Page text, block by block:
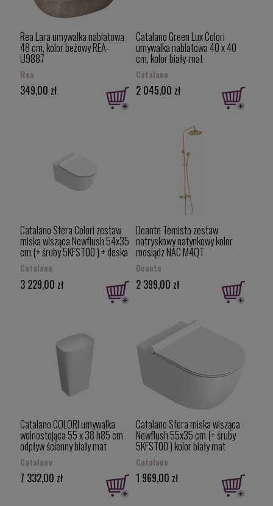
Rea Lara umywalka nablatowa
48 cm, kolor beżowy REA-
U9887
Rea
349,00 zł
Catalano Green Lux Colori
umywalka nablatowa 40 x 40
cm, kolor biały-mat
140APGRLXBM
Catalano
2 045,00 zł
Catalano Sfera Colori zestaw
miska wisząca Newflush 54x35
cm (+ śruby 5KFST00 ) + deska
sedesowa wolnoopadająca,
kolor biały mat
1VSF54RBM+5SCSTPBM/0511550021+0551200021
Catalano
3 229,00 zł
Deante Temisto zestaw
natryskowy natynkowy kolor
mosiądz NAC M4QT
Deante
2 399,00 zł
Catalano COLORI umywalka
wolnostojąca 55 x 38 h85 cm
odpływ ścienny biały mat
1FRPGRLXBM
Catalano
7 332,00 zł
Catalano Sfera miska wisząca
Newflush 55x35 cm (+ śruby
5KFST00 ) kolor biały mat
1VSF54RBM/0511550021
Catalano
1 969,00 zł